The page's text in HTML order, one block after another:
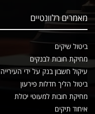
מאמרים רלוונטיים
ביטול שיקים
מחיקת חובות לבנקים
עיקול חשבון בנק על ידי העירייה
ביטול הליך חדלות פירעון
מחיקת חובות למעוטי יכולת
איחוד תיקים